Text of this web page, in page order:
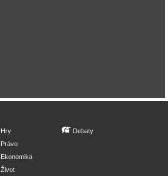
Hry
Právo
Ekonomika
Život
Debaty